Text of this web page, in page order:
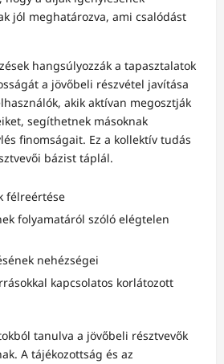
jól meghatározva, ami csalódást
hangsúlyozzák a tapasztalatok
a jövőbeli részvétel javítása
akik aktívan megosztják
segíthetnek másoknak
finomságait. Ez a kollektív tudás
bázist táplál.
félreértése
folyamatáról szóló elégtelen
nehézségei
kapcsolatos korlátozott
tanulva a jövőbeli résztvevők
A tájékozottság és az